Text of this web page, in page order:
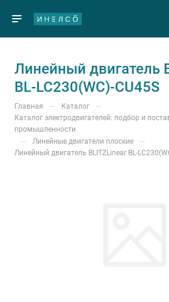
Линейный двигатель
BL-LC230(WC)-CU45S
Главная — Каталог —
Каталог электродвигателей: подбор и
промышленности
— Линейные двигатели плоские —
Линейный двигатель BLITZLinear BL-